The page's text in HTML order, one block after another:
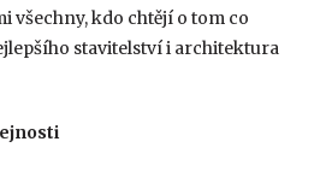
všechny, kdo chtějí o tom co
stavitelství i architektura